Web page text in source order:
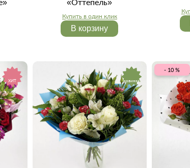
Купить в один клик
В корзину
ХИТ новинка
- 10 %